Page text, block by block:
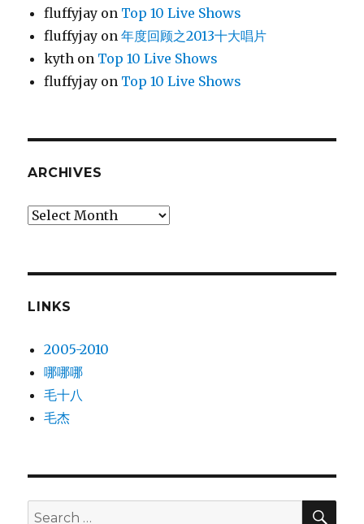
fluffyjay on Top 10 Live Shows
fluffyjay on年度回顾之2013十大唱片
kyth on Top 10 Live Shows
fluffyjay on Top 10 Live Shows
ARCHIVES
Archives
LINKS
2005-2010
哪哪哪
毛十八
毛杰
Search